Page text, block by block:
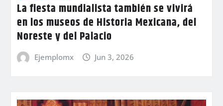
La fiesta mundialista también se vivirá
en los museos de Historia Mexicana, del
Noreste y del Palacio
Ejemplomx Jun 3, 2026